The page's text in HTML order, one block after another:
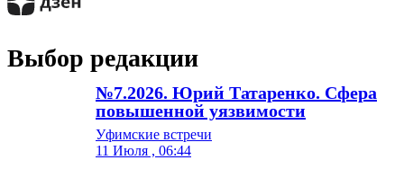
Выбор редакции
№7.2026. Юрий Татаренко. Сфера
повышенной уязвимости
Уфимские встречи
11 Июля , 06:44